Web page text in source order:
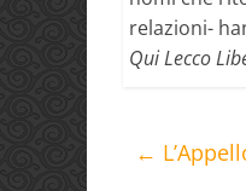
relazioni-
Qui Lecco
←